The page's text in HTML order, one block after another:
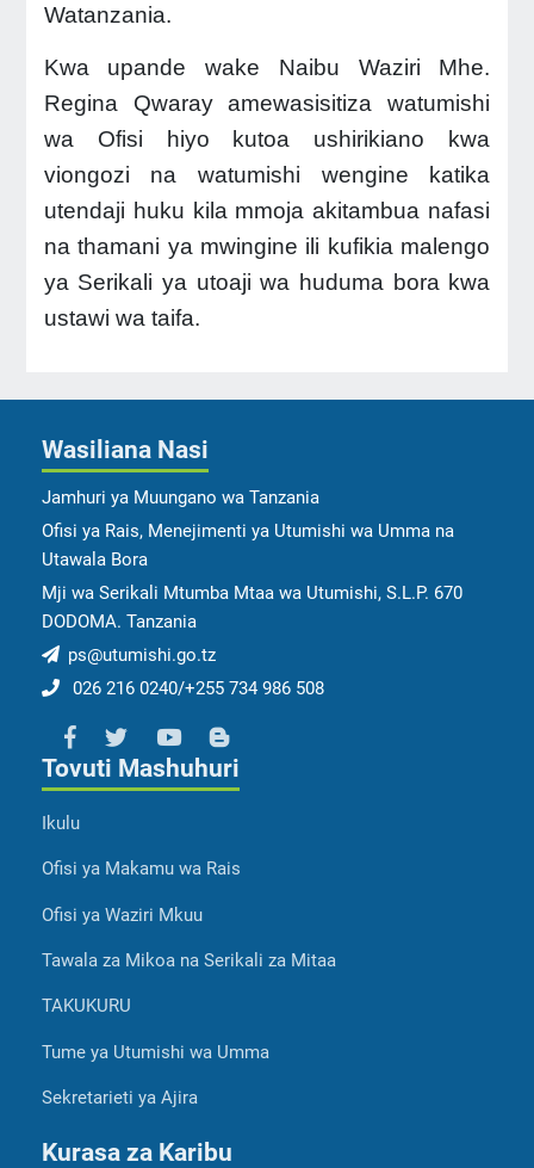
Watanzania.
Kwa upande wake Naibu Waziri Mhe.
Regina Qwaray amewasisitiza watumishi
wa Ofisi hiyo kutoa ushirikiano kwa
viongozi na watumishi wengine katika
utendaji huku kila mmoja akitambua nafasi
na thamani ya mwingine ili kufikia malengo
ya Serikali ya utoaji wa huduma bora kwa
ustawi wa taifa.
Wasiliana Nasi
Jamhuri ya Muungano wa Tanzania
Ofisi ya Rais, Menejimenti ya Utumishi wa Umma na
Utawala Bora
Mji wa Serikali Mtumba Mtaa wa Utumishi, S.L.P. 670
DODOMA. Tanzania
ps@utumishi.go.tz
026 216 0240/+255 734 986 508
Tovuti Mashuhuri
Ikulu
Ofisi ya Makamu wa Rais
Ofisi ya Waziri Mkuu
Tawala za Mikoa na Serikali za Mitaa
TAKUKURU
Tume ya Utumishi wa Umma
Sekretarieti ya Ajira
Kurasa za Karibu